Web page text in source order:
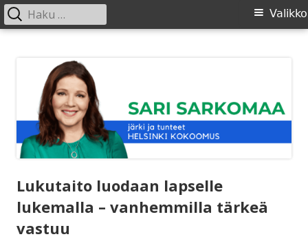
Ensisijainen
Valikko
Haku:
Lukutaito luodaan lapselle
lukemalla – vanhemmilla tärkeä
vastuu